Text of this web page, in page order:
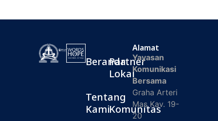
Beranda
Tentang
Kami
Partner
Lokal
Komunitas
Alamat
Yayasan
Komunikasi
Bersama
Graha Arteri
Mas Kav. 19-
20